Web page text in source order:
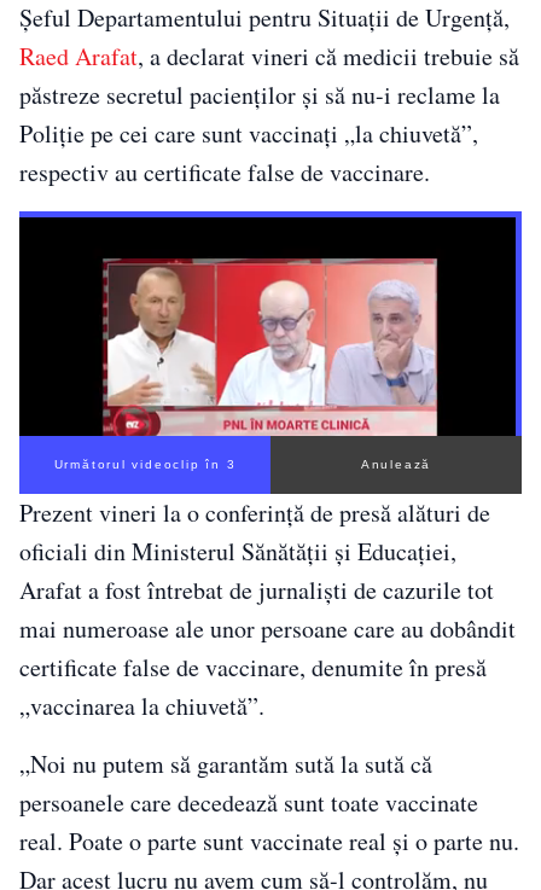
Şeful Departamentului pentru Situaţii de Urgenţă,
Raed Arafat, a declarat vineri că medicii trebuie să
păstreze secretul pacienţilor şi să nu-i reclame la
Poliţie pe cei care sunt vaccinaţi „la chiuvetă”,
respectiv au certificate false de vaccinare.
Următorul videoclip în 2 Anulează
Prezent vineri la o conferinţă de presă alături de
oficiali din Ministerul Sănătăţii şi Educaţiei,
Arafat a fost întrebat de jurnalişti de cazurile tot
mai numeroase ale unor persoane care au dobândit
certificate false de vaccinare, denumite în presă
„vaccinarea la chiuvetă”.
„Noi nu putem să garantăm sută la sută că
persoanele care decedează sunt toate vaccinate
real. Poate o parte sunt vaccinate real şi o parte nu.
Dar acest lucru nu avem cum să-l controlăm, nu